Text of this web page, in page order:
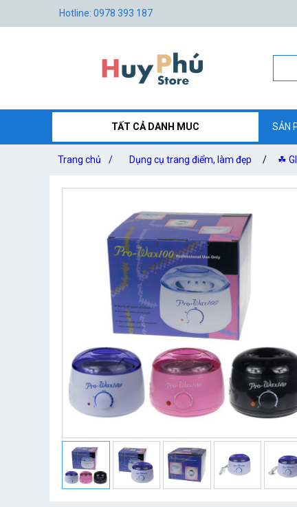
Hotline: 0978 393 187
TẤT CẢ DANH MUC SẢN
Trang chủ / Dụng cụ trang điểm, làm đẹp / ☘